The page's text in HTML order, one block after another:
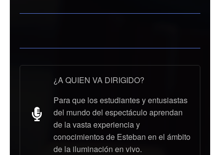
¿A QUIEN VA DIRIGIDO?
Para que los estudiantes y entusiastas
del mundo del espectáculo aprendan
de la vasta experiencia y
conocimientos de Esteban en el ámbito
de la iluminación en vivo.